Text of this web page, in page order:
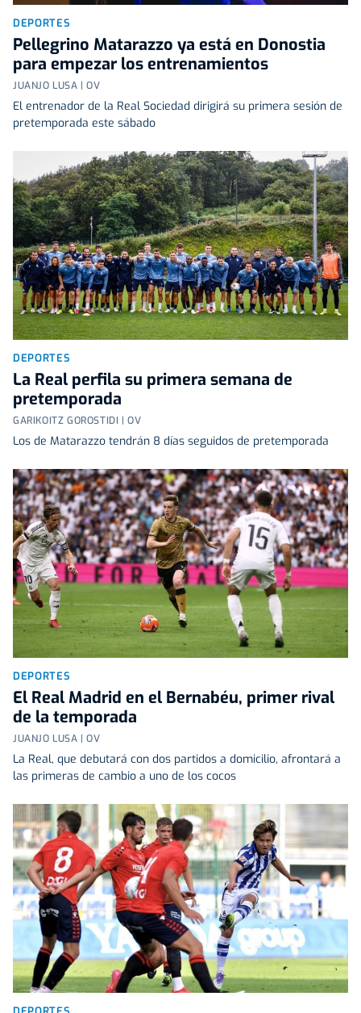
DEPORTES
Pellegrino Matarazzo ya está en Donostia
para empezar los entrenamientos
JUANJO LUSA | OV
El entrenador de la Real Sociedad dirigirá su primera sesión de
pretemporada este sábado
DEPORTES
La Real perfila su primera semana de
pretemporada
GARIKOITZ GOROSTIDI | OV
Los de Matarazzo tendrán 8 días seguidos de pretemporada
DEPORTES
El Real Madrid en el Bernabéu, primer rival
de la temporada
JUANJO LUSA | OV
La Real, que debutará con dos partidos a domicilio, afrontará a
las primeras de cambio a uno de los cocos